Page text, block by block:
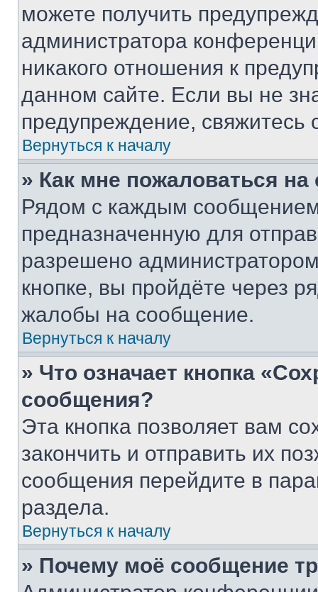
можете получить
администратора
никакого отношения к
данном сайте. Если вы не
предупреждение,
Вернуться к началу
» Как мне пожаловаться
Рядом с каждым сообщением
предназначенную для
разрешено
кнопке, вы пройдёте через
жалобы на сообщение.
Вернуться к началу
» Что означает кнопка
сообщения?
Эта кнопка позволяет вам
закончить и отправить их
сообщения перейдите в
раздела.
Вернуться к началу
» Почему моё сообщение